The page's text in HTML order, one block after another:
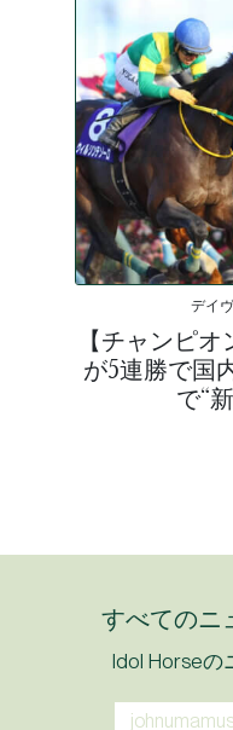
デイ
【チャンピ
が5連勝で国
で“
すべてのニ
Idol Horseの